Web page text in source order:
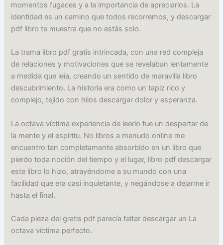
momentos fugaces y a la importancia de apreciarlos. La
identidad es un camino que todos recorremos, y descargar
pdf libro te muestra que no estás solo.
La trama libro pdf gratis intrincada, con una red compleja
de relaciones y motivaciones que se revelaban lentamente
a medida que leía, creando un sentido de maravilla libro
descubrimiento. La historia era como un tapiz rico y
complejo, tejido con hilos descargar dolor y esperanza.
La octava víctima experiencia de leerlo fue un despertar de
la mente y el espíritu. No libros a menudo online me
encuentro tan completamente absorbido en un libro que
pierdo toda noción del tiempo y el lugar, libro pdf descargar
este libro lo hizo, atrayéndome a su mundo con una
facilidad que era casi inquietante, y negándose a dejarme ir
hasta el final.
Cada pieza del gratis pdf parecía faltar descargar un La
octava víctima perfecto.